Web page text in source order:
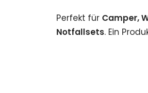
Perfekt für Camper,
Notfallsets. Ein